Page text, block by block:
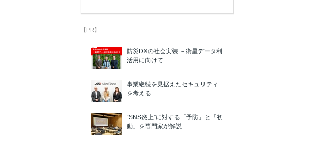
【PR】
防災DXの社会実装 －衛星データ利
活用に向けて
事業継続を見据えたセキュリティ
を考える
“SNS炎上”に対する「予防」と「初
動」を専門家が解説